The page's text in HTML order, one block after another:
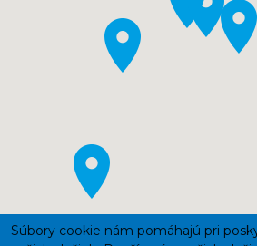
Súbory cookie nám pomáhajú pri